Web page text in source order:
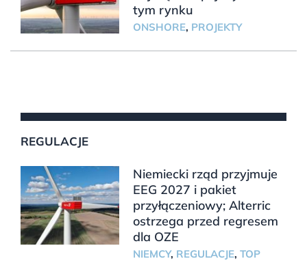
tym rynku
ONSHORE, PROJEKTY
REGULACJE
Niemiecki rząd przyjmuje
EEG 2027 i pakiet
przyłączeniowy; Alterric
ostrzega przed regresem
dla OZE
NIEMCY, REGULACJE, TOP